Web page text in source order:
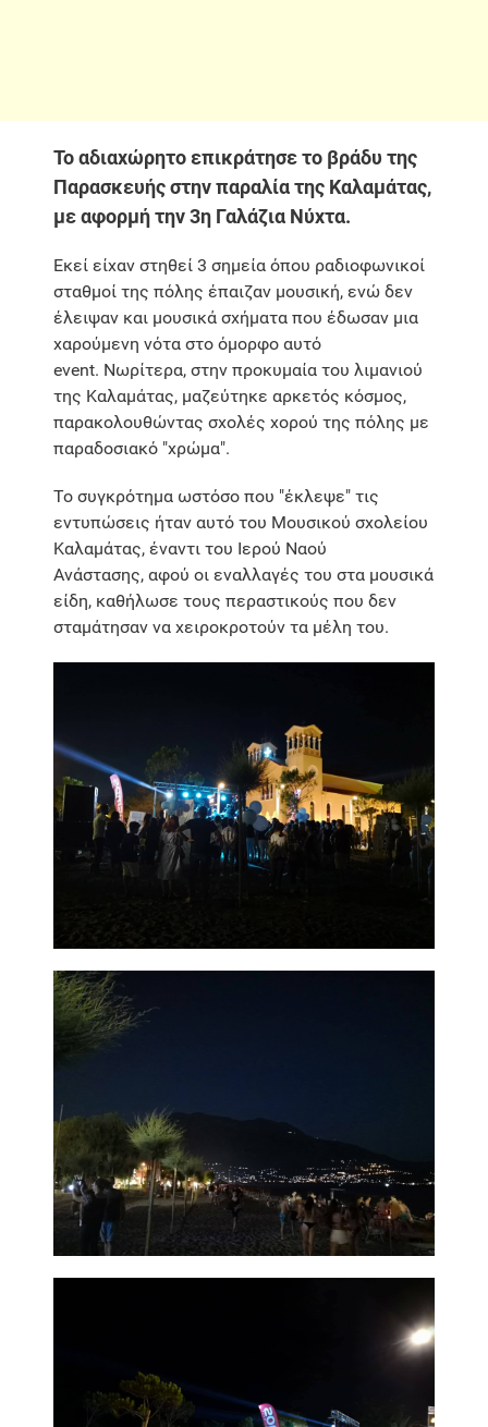
Το αδιαχώρητο επικράτησε το βράδυ της
Παρασκευής στην παραλία της Καλαμάτας,
με αφορμή την 3η Γαλάζια Νύχτα.
Εκεί είχαν στηθεί 3 σημεία όπου ραδιοφωνικοί
σταθμοί της πόλης έπαιζαν μουσική, ενώ δεν
έλειψαν και μουσικά σχήματα που έδωσαν μια
χαρούμενη νότα στο όμορφο αυτό
event. Νωρίτερα, στην προκυμαία του λιμανιού
της Καλαμάτας, μαζεύτηκε αρκετός κόσμος,
παρακολουθώντας σχολές χορού της πόλης με
παραδοσιακό "χρώμα".
Το συγκρότημα ωστόσο που "έκλεψε" τις
εντυπώσεις ήταν αυτό του Μουσικού σχολείου
Καλαμάτας, έναντι του Ιερού Ναού
Ανάστασης, αφού οι εναλλαγές του στα μουσικά
είδη, καθήλωσε τους περαστικούς που δεν
σταμάτησαν να χειροκροτούν τα μέλη του.